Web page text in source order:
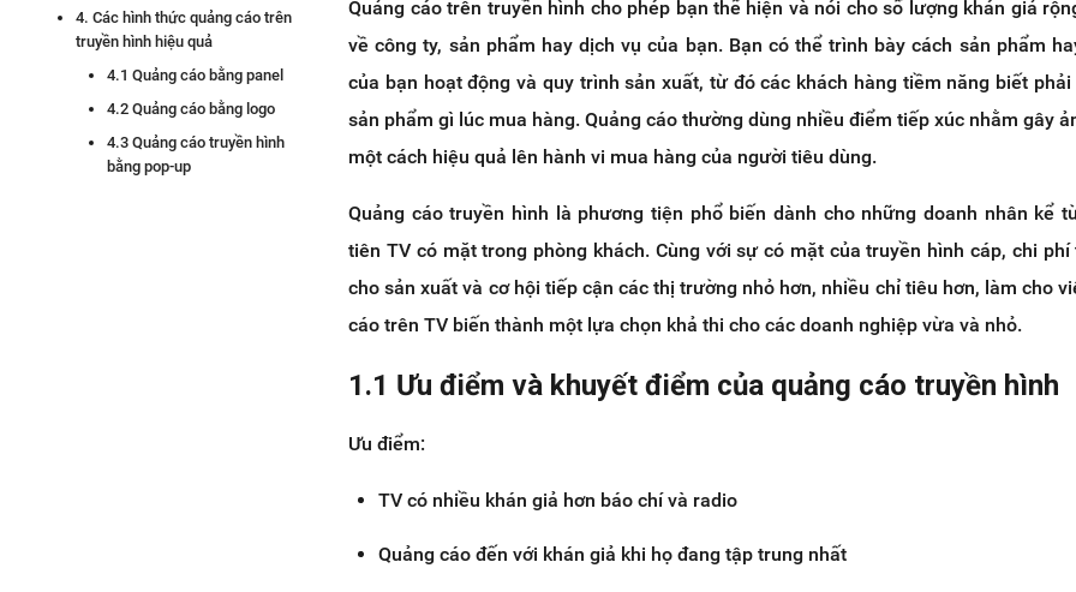
4. Các hình thức quảng cáo trên
truyền hình hiệu quả
4.1 Quảng cáo bằng panel
4.2 Quảng cáo bằng logo
4.3 Quảng cáo truyền hình
bằng pop-up
Quảng cáo trên truyền hình cho phép bạn thể hiện và nói cho số lượng khán giả
về công ty, sản phẩm hay dịch vụ của bạn. Bạn có thể trình bày cách sản phẩm
của bạn hoạt động và quy trình sản xuất, từ đó các khách hàng tiềm năng biết
sản phẩm gì lúc mua hàng. Quảng cáo thường dùng nhiều điểm tiếp xúc nhằm gây
một cách hiệu quả lên hành vi mua hàng của người tiêu dùng.
Quảng cáo truyền hình là phương tiện phổ biến dành cho những doanh nhân kể
tiên TV có mặt trong phòng khách. Cùng với sự có mặt của truyền hình cáp, chi phí
cho sản xuất và cơ hội tiếp cận các thị trường nhỏ hơn, nhiều chỉ tiêu hơn, làm cho
cáo trên TV biến thành một lựa chọn khả thi cho các doanh nghiệp vừa và nhỏ.
1.1 Ưu điểm và khuyết điểm của quảng cáo truyền hình
Ưu điểm:
TV có nhiều khán giả hơn báo chí và radio
Quảng cáo đến với khán giả khi họ đang tập trung nhất